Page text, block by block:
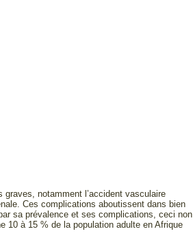
graves, notamment l’accident vasculaire
Ces complications aboutissent dans bien
sa prévalence et ses complications, ceci non
10 à 15 % de la population adulte en Afrique